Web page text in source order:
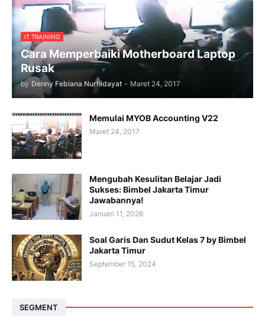
IT TRAINING
Cara Memperbaiki Motherboard Laptop
Rusak
by Denny Febiana Nurhidayat - Maret 24, 2017
Memulai MYOB Accounting V22
Maret 24, 2017
Mengubah Kesulitan Belajar Jadi
Sukses: Bimbel Jakarta Timur
Jawabannya!
Januari 11, 2026
Soal Garis Dan Sudut Kelas 7 by Bimbel
Jakarta Timur
September 15, 2024
SEGMENT